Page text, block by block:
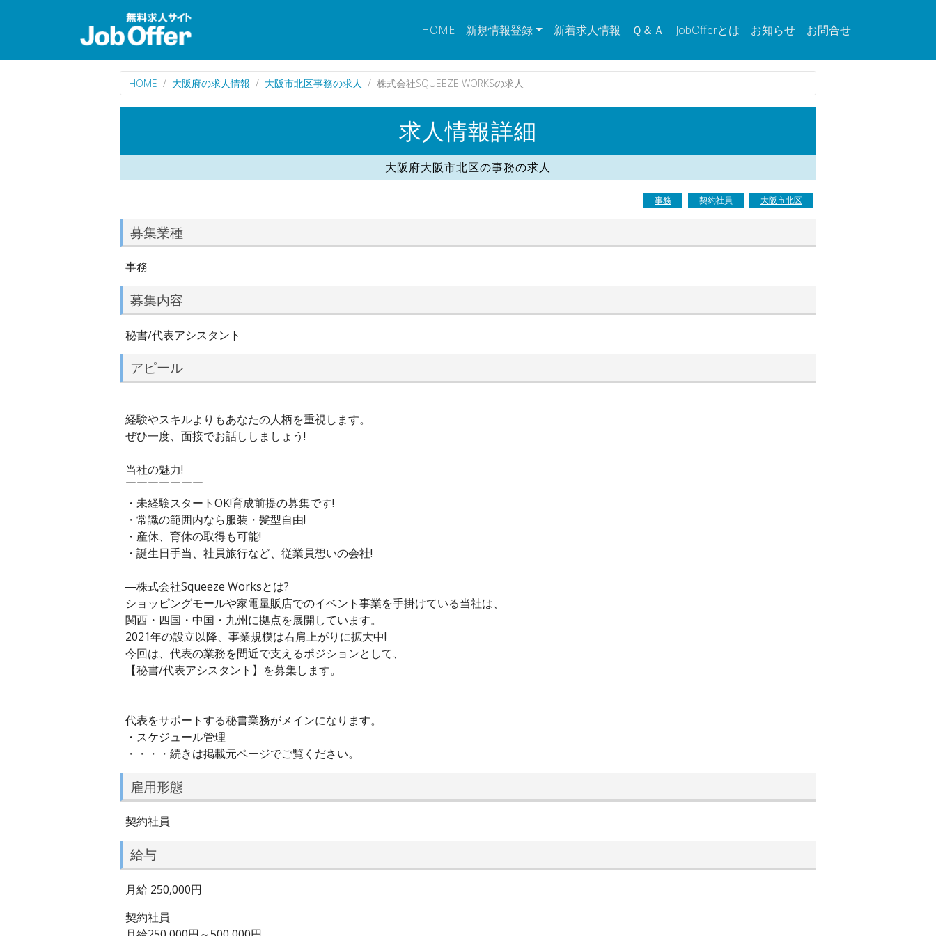
HOME 新規情報登録 新着求人情報 Ｑ＆Ａ JobOfferとは お知らせ お問合せ
HOME 大阪府の求人情報 大阪市北区事務の求人 株式会社SQUEEZE WORKSの求人
求人情報詳細
大阪府大阪市北区の事務の求人
事務 契約社員 大阪市北区
募集業種
事務
募集内容
秘書/代表アシスタント
アピール
経験やスキルよりもあなたの人柄を重視します。
ぜひ一度、面接でお話ししましょう!
当社の魅力!
￣￣￣￣￣￣￣
・未経験スタートOK!育成前提の募集です!
・常識の範囲内なら服装・髪型自由!
・産休、育休の取得も可能!
・誕生日手当、社員旅行など、従業員想いの会社!
―株式会社Squeeze Worksとは?
ショッピングモールや家電量販店でのイベント事業を手掛けている当社は、
関西・四国・中国・九州に拠点を展開しています。
2021年の設立以降、事業規模は右肩上がりに拡大中!
今回は、代表の業務を間近で支えるポジションとして、
【秘書/代表アシスタント】を募集します。
代表をサポートする秘書業務がメインになります。
・スケジュール管理
・・・・続きは掲載元ページでご覧ください。
雇用形態
契約社員
給与
月給 250,000円
契約社員